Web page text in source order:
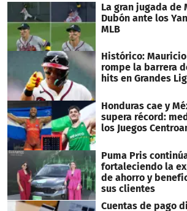
La gran jugada de
Dubón ante los
MLB
Histórico:
rompe la barrera
hits en Grandes
Honduras cae y
supera récord:
los Juegos
Puma Pris
fortaleciendo la
de ahorro y
sus clientes
Cuentas de pago